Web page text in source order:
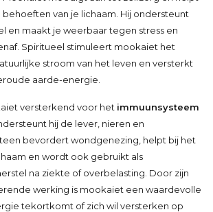
behoeften van je lichaam. Hij ondersteunt
en maakt je weerbaar tegen stress en
Spiritueel stimuleert mookaiet het
stroom van het leven en versterkt
aarde-energie.
versterkend voor het immuunsysteem
hij de lever, nieren en
bevordert wondgenezing, helpt bij het
en wordt ook gebruikt als
na ziekte of overbelasting. Door zijn
werking is mookaiet een waardevolle
tekortkomt of zich wil versterken op